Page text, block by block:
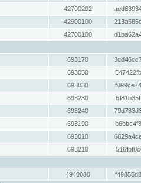
42700202
42900100
42700100
693170
693050
693030
693230
693240
693190
693010
693210
4940030